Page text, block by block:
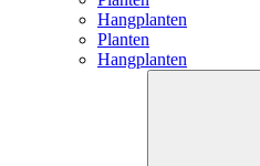
Hangplanten
Planten
Hangplanten